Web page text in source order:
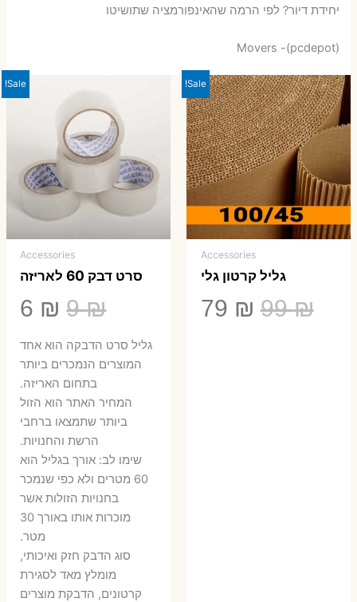
יחידת דיור? לפי הרמה שהאינפורמציה שתושיטו
Movers -(pcdepot)
Sale!
Accessories
גליל קרטון גלי
99₪
המחיר
79 ₪
הנוכחי
Sale!
Accessories
סרט דבק 60 לאריזה
9₪
היה:
9 ₪.
6 ₪
6 ₪.
גליל סרט הדבקה הוא אחד
המוצרים הנמכרים ביותר
בתחום האריזה.
המחיר האתר הוא הזול
ביותר שתמצאו ברחבי
הרשת והחנויות.
שימו לב: אורך בגליל הוא
60 מטרים ולא כפי שנמכר
בחנויות הזולות אשר
מוכרות אותו באורך 30
מטר.
סוג הדבק חזק ואיכותי,
מומלץ מאד לסגירת
קרטונים, הדבקת מוצרים